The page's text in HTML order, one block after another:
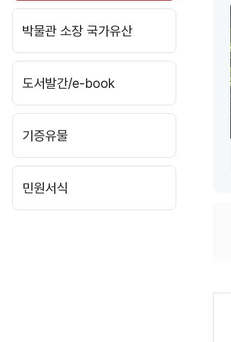
박물관 소장 국가유산
도서발간/e-book
기증유물
민원서식
이미지 크게보기